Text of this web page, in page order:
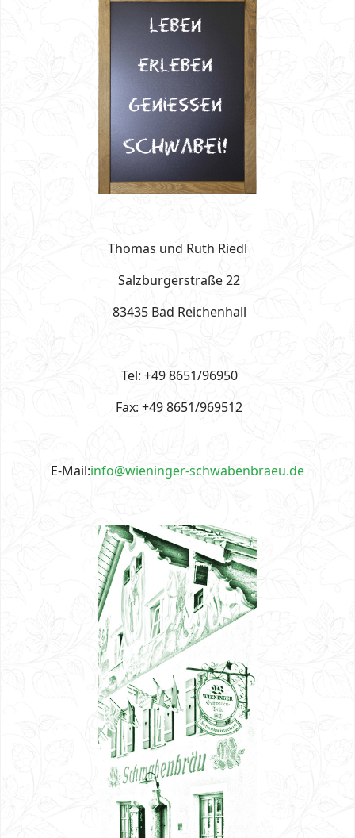
Thomas und Ruth Riedl
Salzburgerstraße 22
83435 Bad Reichenhall
Tel: +49 8651/96950
Fax: +49 8651/969512
E-Mail:info@wieninger-schwabenbraeu.de